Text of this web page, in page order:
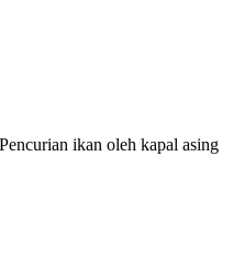
ikan oleh kapal asing